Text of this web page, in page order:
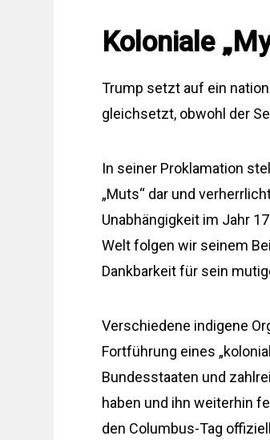
Koloniale
Trump setzt auf ein
gleichsetzt, obwohl der
In seiner Proklamation
„Muts“ dar und
Unabhängigkeit im Jahr
Welt folgen wir seinem
Dankbarkeit für sein
Verschiedene indigene
Fortführung eines
Bundesstaaten und
haben und ihn weiterhin
den Columbus-Tag